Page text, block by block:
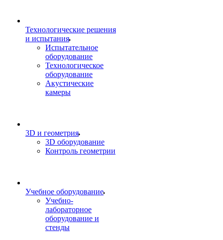
Технологические решения
и испытания
Испытательное
оборудование
Технологическое
оборудование
Акустические
камеры
3D и геометрия
3D оборудование
Контроль геометрии
Учебное оборудование
Учебно-
лабораторное
оборудование и
стенды